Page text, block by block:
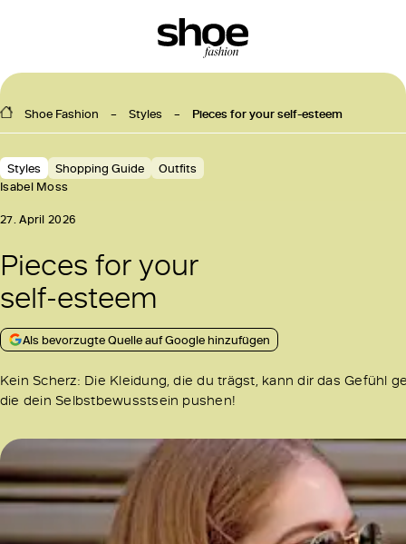
Shoe Fashion Styles Pieces for your self-esteem
Styles Shopping Guide
Outfits
Isabel Moss
27. April 2026
Pieces for your
self-esteem
Als bevorzugte Quelle auf Google hinzufügen
Kein Scherz: Die Kleidung, die du trägst, kann dir das Gefühl
die dein Selbstbewusstsein pushen!